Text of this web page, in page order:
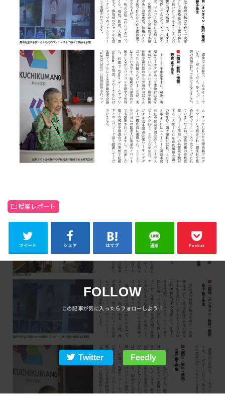
授業レポート
ツイート シェア はてブ 送る Pocket
FOLLOW
Twitter Feedly